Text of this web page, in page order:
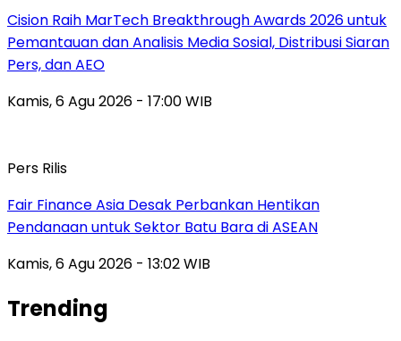
Cision Raih MarTech Breakthrough Awards 2026 untuk
Pemantauan dan Analisis Media Sosial, Distribusi Siaran
Pers, dan AEO
Kamis, 6 Agu 2026 - 17:00 WIB
Pers Rilis
Fair Finance Asia Desak Perbankan Hentikan
Pendanaan untuk Sektor Batu Bara di ASEAN
Kamis, 6 Agu 2026 - 13:02 WIB
Trending